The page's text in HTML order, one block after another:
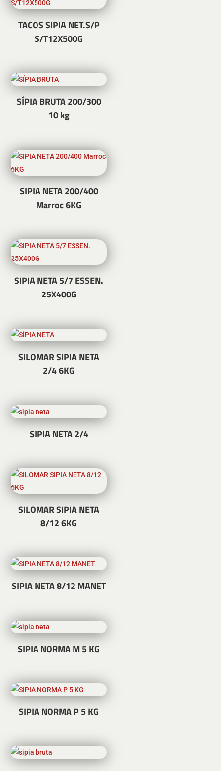
TACOS SIPIA NET.S/P
S/T12X500G
SÍPIA BRUTA 200/300
10 kg
SIPIA NETA 200/400
Marroc 6KG
SIPIA NETA 5/7 ESSEN.
25X400G
SILOMAR SIPIA NETA
2/4 6KG
SIPIA NETA 2/4
SILOMAR SIPIA NETA
8/12 6KG
SIPIA NETA 8/12 MANET
SIPIA NORMA M 5 KG
SIPIA NORMA P 5 KG